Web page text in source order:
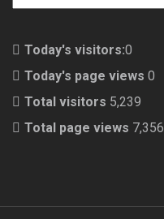
Today's visitors:0
Today's page views 0
Total visitors 5,239
Total page views 7,356